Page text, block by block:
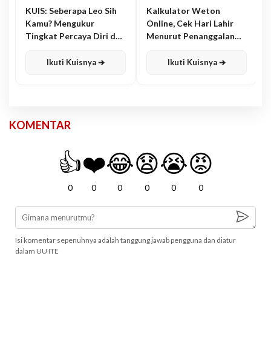
KUIS: Seberapa Leo Sih
Kamu? Mengukur
Tingkat Percaya Diri dan
Ikuti Kuisnya ➔
Kalkulator Weton
Online, Cek Hari Lahir
Menurut Penanggalan
Ikuti Kuisnya ➔
KOMENTAR
👍
0
❤️
0
😂
0
😧
0
😭
0
😡
0
Isi komentar sepenuhnya adalah tanggung jawab pengguna dan diatur
dalam UU ITE